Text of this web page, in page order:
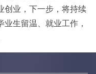
创业，下一步，将持续
生留温、就业工作，